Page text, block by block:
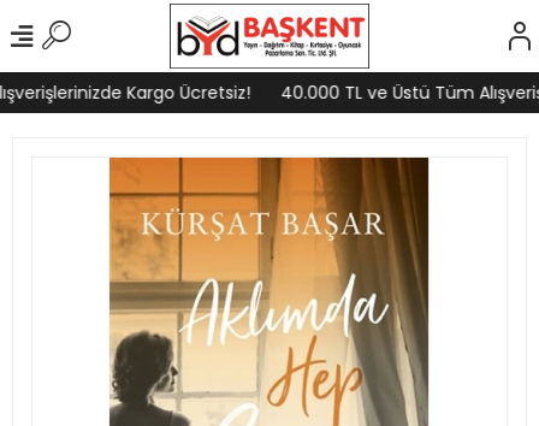
Kargo Ücretsiz! 40.000 TL ve Üstü Tüm